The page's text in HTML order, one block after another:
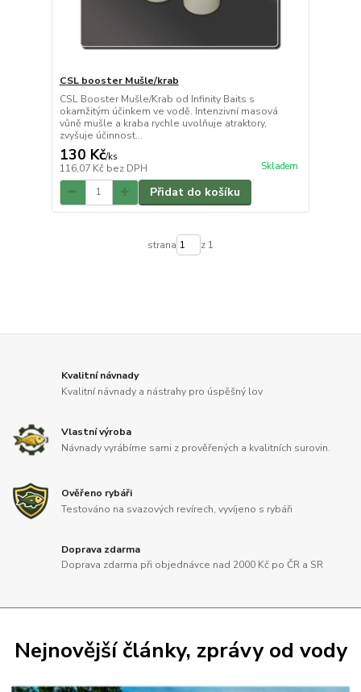
CSL booster Mušle/krab
CSL Booster Mušle/Krab od Infinity Baits s
okamžitým účinkem ve vodě. Intenzivní masová
vůně mušle a kraba rychle uvolňuje atraktory,
zvyšuje účinnost...
130 Kč/ks
116,07 Kč bez DPH Skladem
Přidat do košíku
strana z 1
Kvalitní návnady
Kvalitní návnady a nástrahy pro úspěšný lov
Vlastní výroba
Návnady vyrábíme sami z prověřených a kvalitních surovin.
Ověřeno rybáři
Testováno na svazových revírech, vyvíjeno s rybáři
Doprava zdarma
Doprava zdarma při objednávce nad 2000 Kč po ČR a SR
Nejnovější články, zprávy od vody